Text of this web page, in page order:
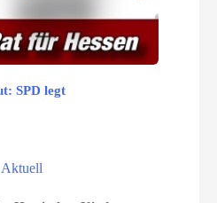
SPD legt